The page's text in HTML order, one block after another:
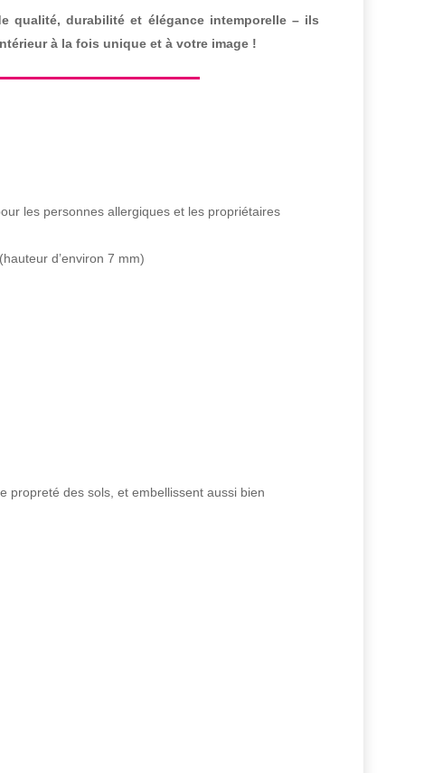
qualité, durabilité et élégance intemporelle – ils
à la fois unique et à votre image !
les personnes allergiques et les propriétaires
d’environ 7 mm)
propreté des sols, et embellissent aussi bien